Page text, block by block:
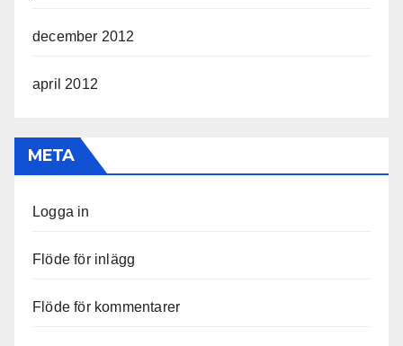
december 2012
april 2012
META
Logga in
Flöde för inlägg
Flöde för kommentarer